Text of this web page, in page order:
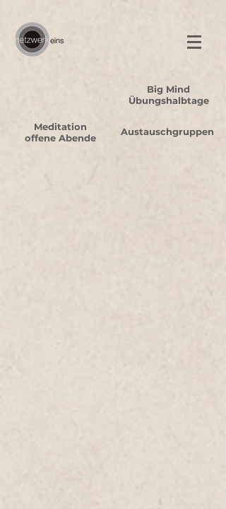
Big Mind
Übungshalbtage
Meditation
offene Abende
Austauschgruppen